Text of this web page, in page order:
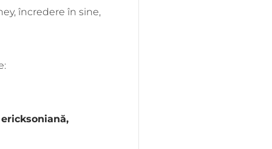
încredere în sine,